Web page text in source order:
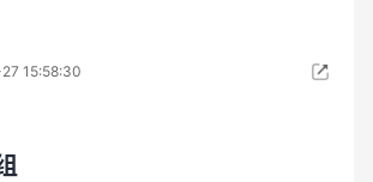
15:58:30